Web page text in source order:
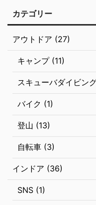
カテゴリー
アウトドア (27)
キャンプ (11)
スキューバダイビン
バイク (1)
登山 (13)
自転車 (3)
インドア (36)
SNS (1)